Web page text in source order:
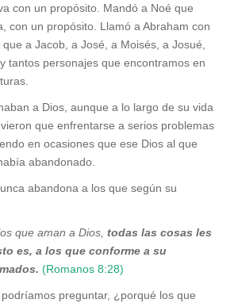
con un propósito. Mandó a Noé que
con un propósito. Llamó a Abraham con
a Jacob, a José, a Moisés, a Josué,
tantos personajes que encontramos en
a Dios, aunque a lo largo de su vida
que enfrentarse a serios problemas
en ocasiones que ese Dios al que
abandonado.
abandona a los que según su
que aman a Dios, todas las cosas les
es, a los que conforme a su
(Romanos 8:28)
preguntar, ¿porqué los que